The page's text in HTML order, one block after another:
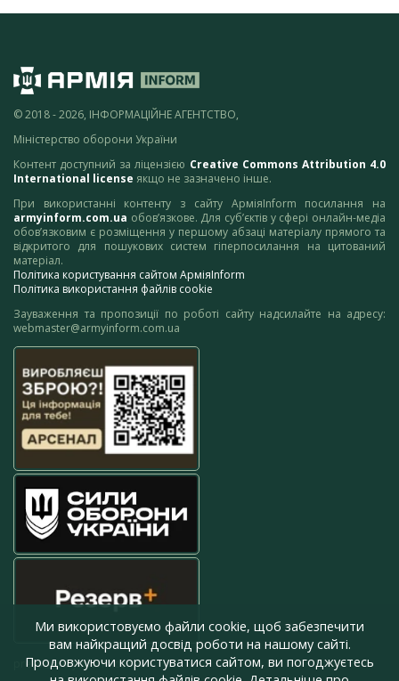
© 2018 - 2026, ІНФОРМАЦІЙНЕ АГЕНТСТВО,
Міністерство оборони України
Контент доступний за ліцензією Creative Commons Attribution 4.0
International license якщо не зазначено інше.
При використанні контенту з сайту АрміяInform посилання на
armyinform.com.ua обов’язкове. Для суб’єктів у сфері онлайн-медіа
обов’язковим є розміщення у першому абзаці матеріалу прямого та
відкритого для пошукових систем гіперпосилання на цитований
матеріал.
Політика користування сайтом АрміяInform
Політика використання файлів cookie
Зауваження та пропозиції по роботі сайту надсилайте на адресу:
webmaster@armyinform.com.ua
press@armyinform.com.ua
Ми використовуємо файли cookie, щоб забезпечити
вам найкращий досвід роботи на нашому сайті.
Продовжуючи користуватися сайтом, ви погоджуєтесь